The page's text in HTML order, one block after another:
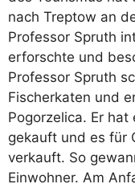
nach Treptow an
Professor Spruth
erforschte und
Professor Spruth
Fischerkaten und
Pogorzelica. Er
gekauft und es für
verkauft. So
Einwohner. Am